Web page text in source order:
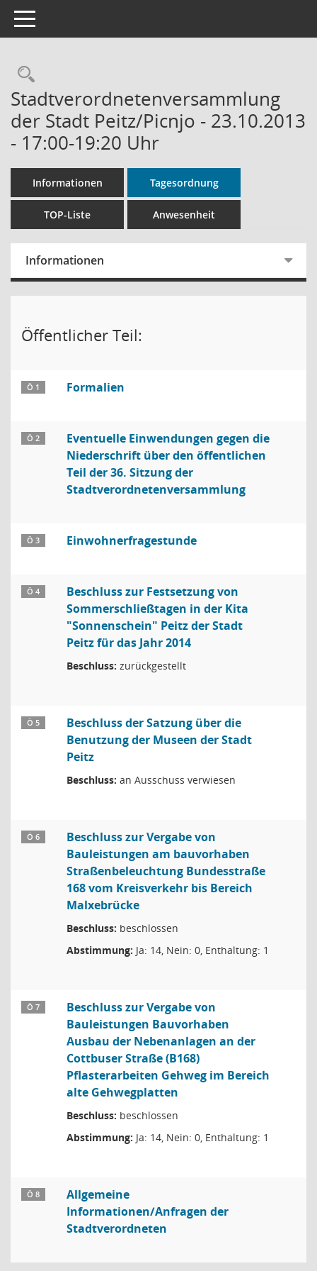
Toggle navigation
Rechercheauswahl
Stadtverordnetenversammlung
der Stadt Peitz/Picnjo - 23.10.2013
- 17:00-19:20 Uhr
Informationen Tagesordnung
TOP-Liste Anwesenheit
Informationen
Öffentlicher Teil:
Ö 1 Formalien
Ö 2
Eventuelle Einwendungen gegen die
Niederschrift über den öffentlichen
Teil der 36. Sitzung der
Stadtverordnetenversammlung
Ö 3 Einwohnerfragestunde
Ö 4
Beschluss zur Festsetzung von
Sommerschließtagen in der Kita
"Sonnenschein" Peitz der Stadt
Peitz für das Jahr 2014
Beschluss: zurückgestellt
Ö 5
Beschluss der Satzung über die
Benutzung der Museen der Stadt
Peitz
Beschluss: an Ausschuss verwiesen
Ö 6
Beschluss zur Vergabe von
Bauleistungen am bauvorhaben
Straßenbeleuchtung Bundesstraße
168 vom Kreisverkehr bis Bereich
Malxebrücke
Beschluss: beschlossen
Abstimmung: Ja: 14, Nein: 0, Enthaltung: 1
Ö 7
Beschluss zur Vergabe von
Bauleistungen Bauvorhaben
Ausbau der Nebenanlagen an der
Cottbuser Straße (B168)
Pflasterarbeiten Gehweg im Bereich
alte Gehwegplatten
Beschluss: beschlossen
Abstimmung: Ja: 14, Nein: 0, Enthaltung: 1
Ö 8
Allgemeine
Informationen/Anfragen der
Stadtverordneten